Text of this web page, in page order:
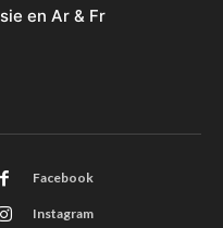
en Ar & Fr
Facebook
Instagram